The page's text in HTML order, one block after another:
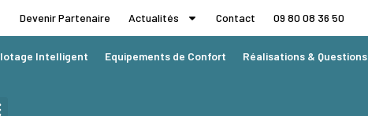
Devenir Partenaire Actualités Contact 09 80 08 36 50
Intelligent Equipements de Confort Réalisations & Questions